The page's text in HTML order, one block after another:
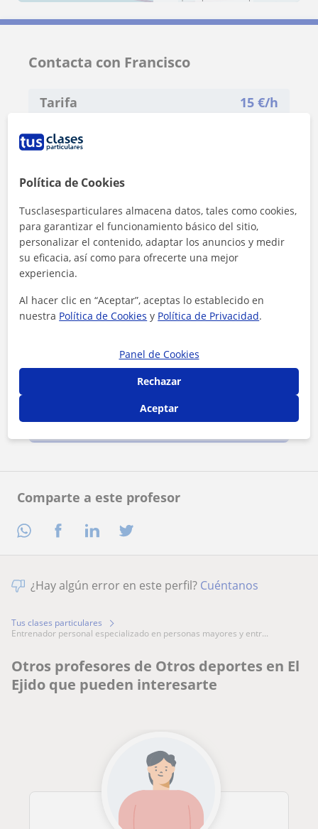
Comparte a este profesor
Contacta con Francisco
Tarifa 15 €/h
1ª clase gratis
Al hacer clic, aceptas nuestroaviso legal
Contactar ahora
¿Hay algún error en este perfil? Cuéntanos
Tus clases particulares
entrenador personal especializado en personas mayores y entr...
Otros profesores de Otros deportes en El
Ejido que pueden interesarte
Política de Cookies
Tusclasesparticulares almacena datos, tales como cookies,
para garantizar el funcionamiento básico del sitio,
personalizar el contenido, adaptar los anuncios y medir
su eficacia, así como para ofrecerte una mejor
experiencia.
Al hacer clic en “Aceptar”, aceptas lo establecido en
nuestra Política de Cookies y Política de Privacidad.
Panel de Cookies
Rechazar
Aceptar